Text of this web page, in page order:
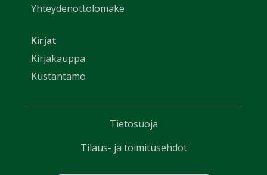
Yhteydenottolomake
Kirjat
Kirjakauppa
Kustantamo
Tietosuoja
Tilaus- ja toimitusehdot